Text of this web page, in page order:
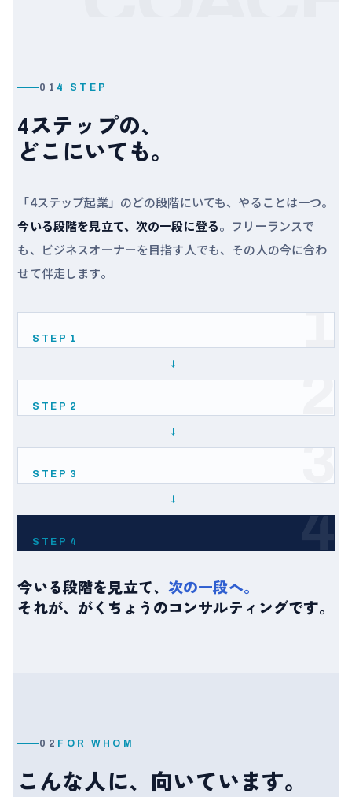
01 4 STEP
4ステップの、
どこにいても。
「4ステップ起業」のどの段階にいても、やることは一つ。
今いる段階を見立て、次の一段に登る。フリーランスで
も、ビジネスオーナーを目指す人でも、その人の今に合わ
せて伴走します。
1
STEP 1
フリーランス
詰まりやすい
単価が上がらない。実績が点で終わる。
→ 2
STEP 2
専門家
詰まりやすい
教える商品が体系化できない。集客が安定しない。
→ 3
STEP 3
起業家
詰まりやすい
自分が動かないと売上が止まる。商品化できない。
→ 4
STEP 4
ビジネスオーナー
今いる段階を見立て、次の一段へ。
それが、がくちょうのコンサルティングです。
02 FOR WHOM
こんな人に、向いています。